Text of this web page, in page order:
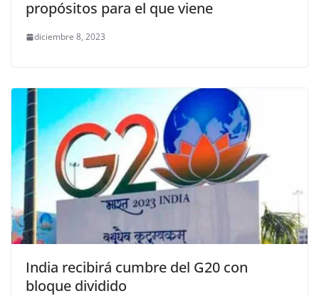
propósitos para el que viene
diciembre 8, 2023
India recibirá cumbre del G20 con
bloque dividido